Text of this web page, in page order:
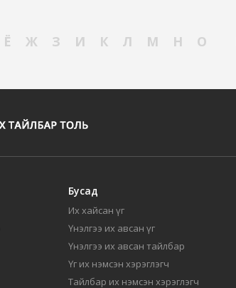
Ё Ж З И К Л М Н О
Бусад
Их хайсан үг
Үнэлгээ их авсан үг
Үнэлгээ их авсан тайлбар
Үг их нэмсэн хэрэглэгч
Тайлбар их нэмсэн хэрэглэгч